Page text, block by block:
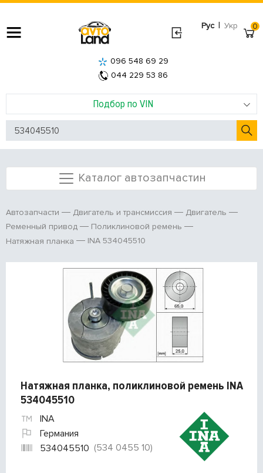
Рус | Укр
Подбор по VIN
096 548 69 29
044 229 53 86
0
Каталог автозапчастин
Автозапчасти Двигатель и трансмиссия
Двигатель
Ременный привод
Поликлиновой ремень
Натяжная планка
INA 534045510
Натяжная планка, поликлиновой ремень INA
534045510
INA
Германия
534045510 (534 0455 10)